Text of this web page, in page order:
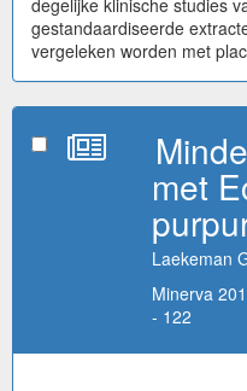
degelijke klinische studies
gestandaardiseerde
vergeleken worden met
met
Laekeman
Minerva
- 122